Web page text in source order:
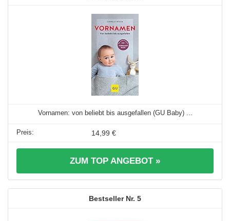
Vornamen: von beliebt bis ausgefallen (GU Baby) ...
14,99 €
ZUM TOP ANGEBOT »
5